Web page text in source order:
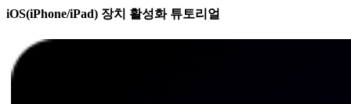
iOS(iPhone/iPad) 장치 활성화 튜토리얼